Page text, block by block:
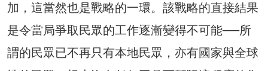
加，這當然也是戰略的一環。該戰略的直接結果
是令當局爭取民眾的工作逐漸變得不可能──所
謂的民眾已不再只有本地民眾，亦有國家與全球